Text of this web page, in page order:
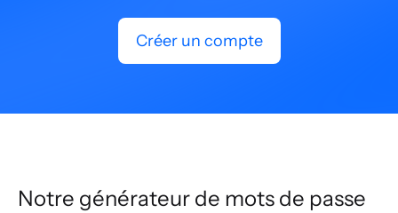
Créer un compte
Notre générateur de mots de passe